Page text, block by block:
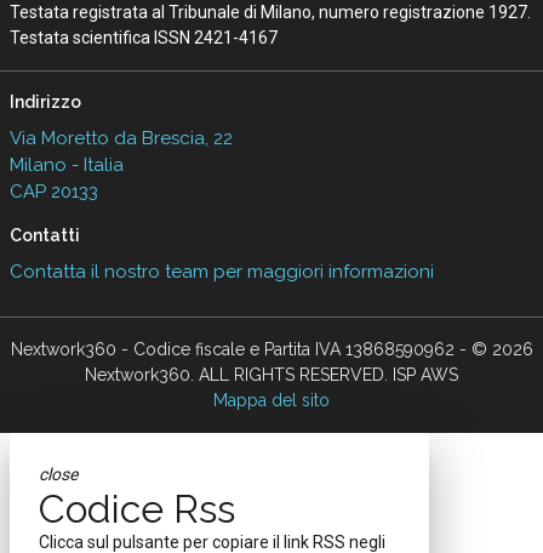
Testata registrata al Tribunale di Milano, numero registrazione 1927.
Testata scientifica ISSN 2421-4167
Indirizzo
Via Moretto da Brescia, 22
Milano - Italia
CAP 20133
Contatti
Contatta il nostro team per maggiori informazioni
Nextwork360 - Codice fiscale e Partita IVA 13868590962 - © 2026
Nextwork360. ALL RIGHTS RESERVED. ISP AWS
Mappa del sito
close
Codice Rss
Clicca sul pulsante per copiare il link RSS negli